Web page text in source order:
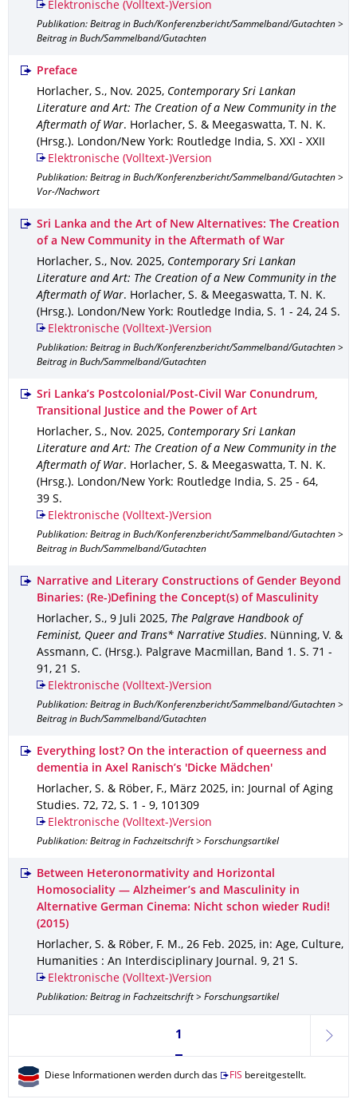
Elektronische (Volltext-)Version
Publikation: Beitrag in Buch/Konferenzbericht/Sammelband/Gutachten >
Beitrag in Buch/Sammelband/Gutachten
Preface
Horlacher, S., Nov. 2025, Contemporary Sri Lankan
Literature and Art: The Creation of a New Community in the
Aftermath of War. Horlacher, S. & Meegaswatta, T. N. K.
(Hrsg.). London/New York: Routledge India, S. XXI - XXII
Elektronische (Volltext-)Version
Publikation: Beitrag in Buch/Konferenzbericht/Sammelband/Gutachten >
Vor-/Nachwort
Sri Lanka and the Art of New Alternatives: The Creation
of a New Community in the Aftermath of War
Horlacher, S., Nov. 2025, Contemporary Sri Lankan
Literature and Art: The Creation of a New Community in the
Aftermath of War. Horlacher, S. & Meegaswatta, T. N. K.
(Hrsg.). London/New York: Routledge India, S. 1 - 24, 24 S.
Elektronische (Volltext-)Version
Publikation: Beitrag in Buch/Konferenzbericht/Sammelband/Gutachten >
Beitrag in Buch/Sammelband/Gutachten
Sri Lanka’s Postcolonial/Post-Civil War Conundrum,
Transitional Justice and the Power of Art
Horlacher, S., Nov. 2025, Contemporary Sri Lankan
Literature and Art: The Creation of a New Community in the
Aftermath of War. Horlacher, S. & Meegaswatta, T. N. K.
(Hrsg.). London/New York: Routledge India, S. 25 - 64,
39 S.
Elektronische (Volltext-)Version
Publikation: Beitrag in Buch/Konferenzbericht/Sammelband/Gutachten >
Beitrag in Buch/Sammelband/Gutachten
Narrative and Literary Constructions of Gender Beyond
Binaries: (Re-)Defining the Concept(s) of Masculinity
Horlacher, S., 9 Juli 2025, The Palgrave Handbook of
Feminist, Queer and Trans* Narrative Studies. Nünning, V. &
Assmann, C. (Hrsg.). Palgrave Macmillan, Band 1 . S. 71 -
91 , 21 S.
Elektronische (Volltext-)Version
Publikation: Beitrag in Buch/Konferenzbericht/Sammelband/Gutachten >
Beitrag in Buch/Sammelband/Gutachten
Everything lost? On the interaction of queerness and
dementia in Axel Ranisch’s 'Dicke Mädchen'
Horlacher, S. & Röber, F., März 2025, in: Journal of Aging
Studies. 72, 72, S. 1 - 9, 101309
Elektronische (Volltext-)Version
Publikation: Beitrag in Fachzeitschrift > Forschungsartikel
Between Heteronormativity and Horizontal
Homosociality — Alzheimer’s and Masculinity in
Alternative German Cinema: Nicht schon wieder Rudi!
(2015)
Horlacher, S. & Röber, F. M., 26 Feb. 2025, in: Age, Culture,
Humanities : An Interdisciplinary Journal . 9, 21 S.
Elektronische (Volltext-)Version
Publikation: Beitrag in Fachzeitschrift > Forschungsartikel
Seite 1, aktuell ausgewählt
1
weiter
Diese Informationen werden durch das FIS bereitgestellt.